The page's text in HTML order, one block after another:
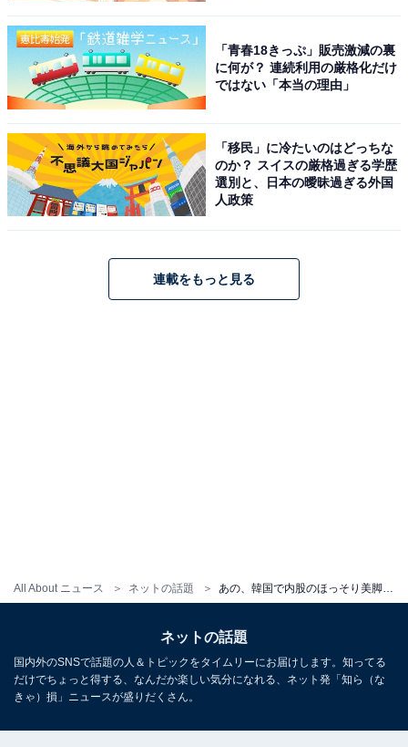
All About ニュース ネットの話題
「青春18きっぷ」販売激減の裏
に何が？ 連続利用の厳格化だけ
ではない「本当の理由」
「移民」に冷たいのはどっちな
のか？ スイスの厳格過ぎる学歴
選別と、日本の曖昧過ぎる外国
人政策
連載をもっと見る
ネットの話題
国内外のSNSで話題の人＆トピックをタイムリーにお届けします。知ってる
だけでちょっと得する、なんだか楽しい気分になれる、ネット発「知ら（な
きゃ）損」ニュースが盛りだくさん。